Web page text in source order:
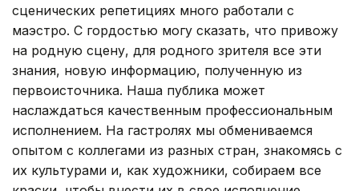
сценических репетициях много работали с
маэстро. С гордостью могу сказать, что привожу
на родную сцену, для родного зрителя все эти
знания, новую информацию, полученную из
первоисточника. Наша публика может
наслаждаться качественным профессиональным
исполнением. На гастролях мы обмениваемся
опытом с коллегами из разных стран, знакомясь с
их культурами и, как художники, собираем все